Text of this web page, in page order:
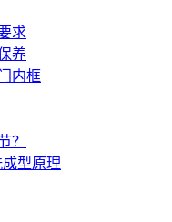
求
养
内框
？
型原理